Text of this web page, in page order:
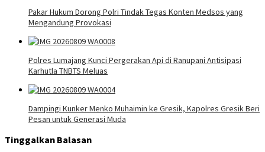
Pakar Hukum Dorong Polri Tindak Tegas Konten Medsos yang
Mengandung Provokasi
Polres Lumajang Kunci Pergerakan Api di Ranupani Antisipasi
Karhutla TNBTS Meluas
Dampingi Kunker Menko Muhaimin ke Gresik, Kapolres Gresik Beri
Pesan untuk Generasi Muda
Tinggalkan Balasan